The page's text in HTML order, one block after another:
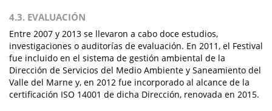
4.3. EVALUACIÓN
Entre 2007 y 2013 se llevaron a cabo doce estudios,
investigaciones o auditorías de evaluación. En 2011, el Festival
fue incluido en el sistema de gestión ambiental de la
Dirección de Servicios del Medio Ambiente y Saneamiento del
Valle del Marne y, en 2012 fue incorporado al alcance de la
certificación ISO 14001 de dicha Dirección, renovada en 2015.